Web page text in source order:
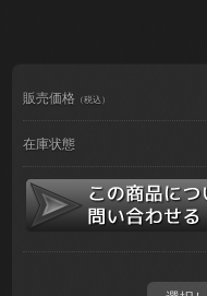
販売価格 （税込）
在庫状態